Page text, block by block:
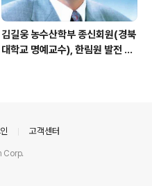
김길웅 농수산학부 종신회원(경북
대학교 명예교수), 한림원 발전 위
고객센터
Corp.